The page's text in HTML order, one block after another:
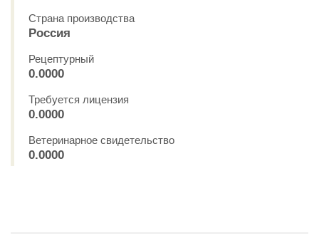
Страна производства
Россия
Рецептурный
0.0000
Требуется лицензия
0.0000
Ветеринарное свидетельство
0.0000